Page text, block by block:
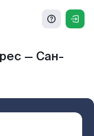
— Сан-